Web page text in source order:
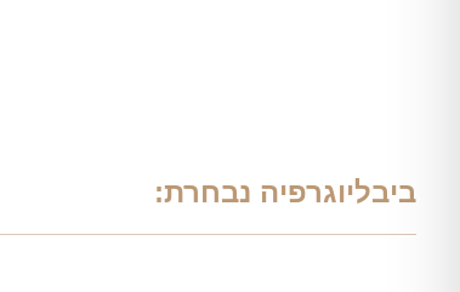
ביבליוגרפיה נבחרת: